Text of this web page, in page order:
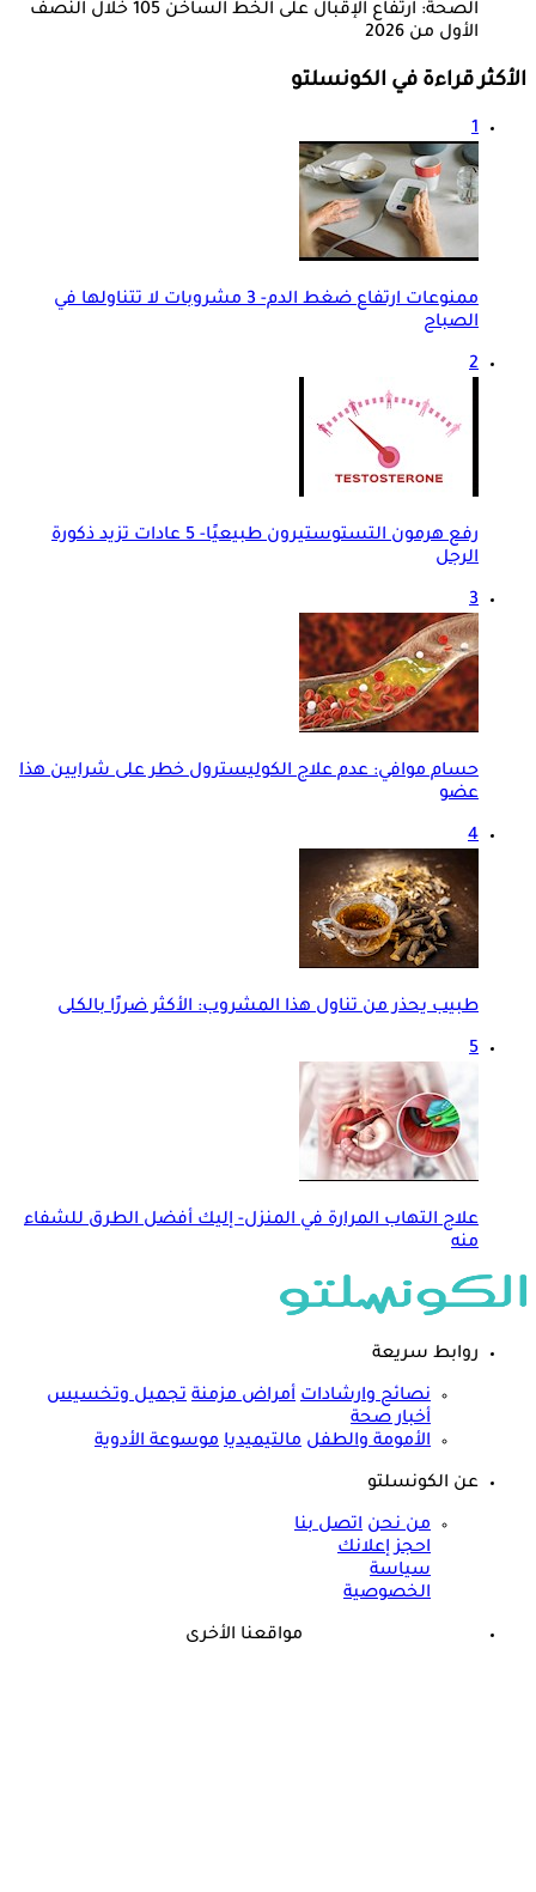
الصحة: ارتفاع الإقبال على الخط الساخن 105 خلال النصف
الأول من 2026
الأكثر قراءة في الكونسلتو
1
ممنوعات ارتفاع ضغط الدم- 3 مشروبات لا تتناولها في
الصباح
2
رفع هرمون التستوستيرون طبيعيًا- 5 عادات تزيد ذكورة
الرجل
3
حسام موافي: عدم علاج الكوليسترول خطر على شرايين هذا
عضو
4
طبيب يحذر من تناول هذا المشروب: الأكثر ضررًا بالكلى
5
علاج التهاب المرارة في المنزل- إليك أفضل الطرق للشفاء
منه
روابط سريعة
نصائح وارشادات أمراض مزمنة تجميل وتخسيس
أخبار صحة
الأمومة والطفل مالتيميديا موسوعة الأدوية
عن الكونسلتو
من نحن اتصل بنا
احجز إعلانك
سياسة
الخصوصية
مواقعنا الأخرى